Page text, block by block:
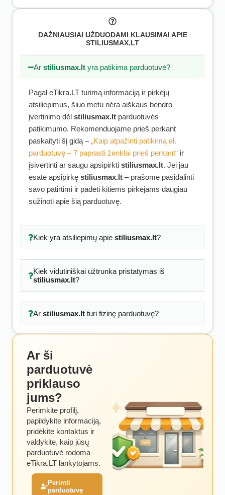
DAŽNIAUSIAI UŽDUODAMI KLAUSIMAI APIE
STILIUSMAX.LT
Arstiliusmax.lt yra patikima parduotuvė?
Pagal eTikra.LT turimą informaciją ir pirkėjų
atsiliepimus, šiuo metu nėra aiškaus bendro
įvertinimo dėl stiliusmax.lt parduotuvės
patikimumo. Rekomenduojame prieš perkant
paskaityti šį gidą –„Kaip atpažinti patikimą el.
parduotuvę – 7 paprasti ženklai prieš perkant“ ir
įsivertinti ar saugu apsipirkti stiliusmax.lt. Jei jau
esate apsipirkę stiliusmax.lt – prašome pasidalinti
savo patirtimi ir padėti kitiems pirkėjams daugiau
sužinoti apie šią parduotuvę.
Kiek yra atsiliepimų apie stiliusmax.lt?
Kiek vidutiniškai užtrunka pristatymas iš
stiliusmax.lt?
Ar stiliusmax.ltturi fizinę parduotuvę?
Ar ši
parduotuvė
priklauso
jums?
Perimkite profilį,
papildykite informaciją,
pridėkite kontaktus ir
valdykite, kaip jūsų
parduotuvė rodoma
eTikra.LT lankytojams.
Perimti
parduotuvę